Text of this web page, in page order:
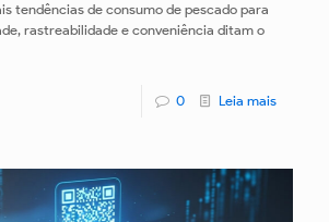
tendências de consumo de pescado para
rastreabilidade e conveniência ditam o
0 Leia mais